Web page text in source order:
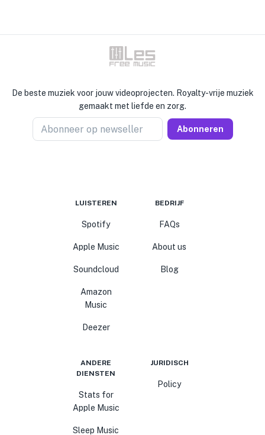
De beste muziek voor jouw videoprojecten. Royalty-vrije muziek
gemaakt met liefde en zorg.
Abonneer op newseller Abonneren
LUISTEREN
Spotify
Apple Music
Soundcloud
Amazon
Music
Deezer
BEDRIJF
FAQs
About us
Blog
ANDERE
DIENSTEN
Stats for
Apple Music
Sleep Music
JURIDISCH
Policy